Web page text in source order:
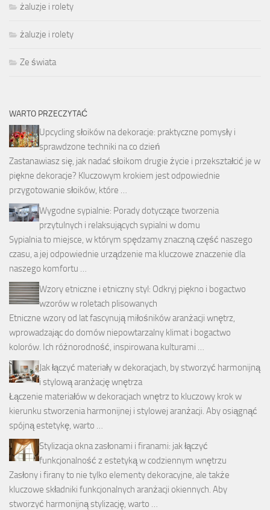
żaluzje i rolety
żaluzje i rolety
Ze świata
WARTO PRZECZYTAĆ
Upcycling słoików na dekoracje: praktyczne pomysły i
sprawdzone techniki na co dzień
Zastanawiasz się, jak nadać słoikom drugie życie i przekształcić je w
piękne dekoracje? Kluczowym krokiem jest odpowiednie
przygotowanie słoików, które …
Wygodne sypialnie: Porady dotyczące tworzenia
przytulnych i relaksujących sypialni w domu
Sypialnia to miejsce, w którym spędzamy znaczną część naszego
czasu, a jej odpowiednie urządzenie ma kluczowe znaczenie dla
naszego komfortu …
Wzory etniczne i etniczny styl: Odkryj piękno i bogactwo
wzorów w roletach plisowanych
Etniczne wzory od lat fascynują miłośników aranżacji wnętrz,
wprowadzając do domów niepowtarzalny klimat i bogactwo
kolorów. Ich różnorodność, inspirowana kulturami …
Jak łączyć materiały w dekoracjach, by stworzyć harmonijną
i stylową aranżację wnętrza
Łączenie materiałów w dekoracjach wnętrz to kluczowy krok w
kierunku stworzenia harmonijnej i stylowej aranżacji. Aby osiągnąć
spójną estetykę, warto …
Stylizacja okna zasłonami i firanami: jak łączyć
funkcjonalność z estetyką w codziennym wnętrzu
Zasłony i firany to nie tylko elementy dekoracyjne, ale także
kluczowe składniki funkcjonalnych aranżacji okiennych. Aby
stworzyć harmonijną stylizację, warto …